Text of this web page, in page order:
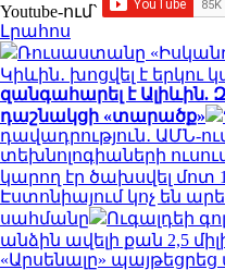
Youtube-ում`
Լրահոս
Ռուսաստանը
Կիևին․ խոցվել է երկու
զանգահարել է Ալիևին.
դաշնակցի «տարածք»
դավադրություն․ ԱՄՆ-
տեխնոլոգիաների
կարող էր ծախսվել մոտ
Էստոնիայում կոչ են
սահմանը
Ուգալդեի
անձին ավելի քան 2,5
«Արսենալը»